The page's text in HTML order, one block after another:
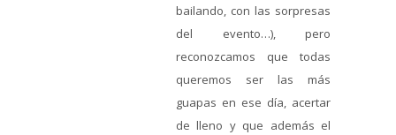
bailando, con las sorpresas
del evento…), pero
reconozcamos que todas
queremos ser las más
guapas en ese día, acertar
de lleno y que además el